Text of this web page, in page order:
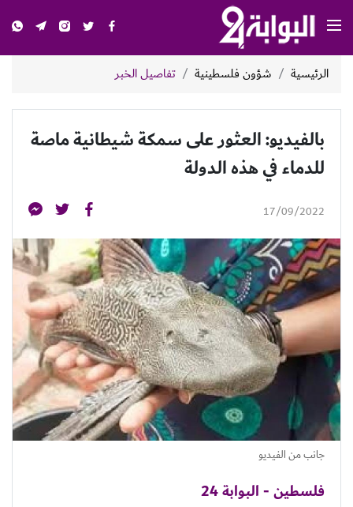
الرئيسية شؤون فلسطينية تفاصيل الخبر
بالفيديو: العثور على سمكة شيطانية ماصة
للدماء في هذه الدولة
17/09/2022
جانب من الفيديو
فلسطين - البوابة 24